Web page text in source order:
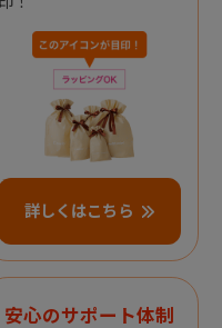
詳しくはこちら
安心のサポート体制